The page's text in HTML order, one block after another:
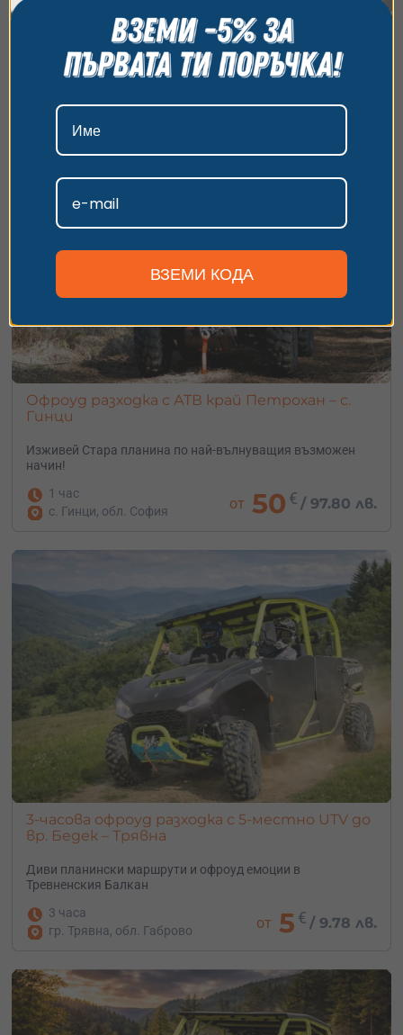
Изненадай любител на адреналина с 15 минути картинг
приключение на писта край Бургас
15 минути
от 23 €
Офроуд разходка с АТВ край Петрохан – с.
Гинци
Изживей Стара планина по най-вълнуващия възможен
начин!
1 час
с. Гинци, обл. София
от 50 € /97.80 лв.
3-часова офроуд разходка с 5-местно UTV до
вр. Бедек – Трявна
Диви планински маршрути и офроуд емоции в
Тревненския Балкан
3 часа
гр. Трявна, обл. Габрово
от 5 € / 9.78 лв.
всички бисквитки, да откажете всички или да
изберете предпочитания. За повече информация
относно начина, по който обработваме вашите
данни, моля, посетете нашата страница за
поверителност.
ВЗЕМИ КОДА